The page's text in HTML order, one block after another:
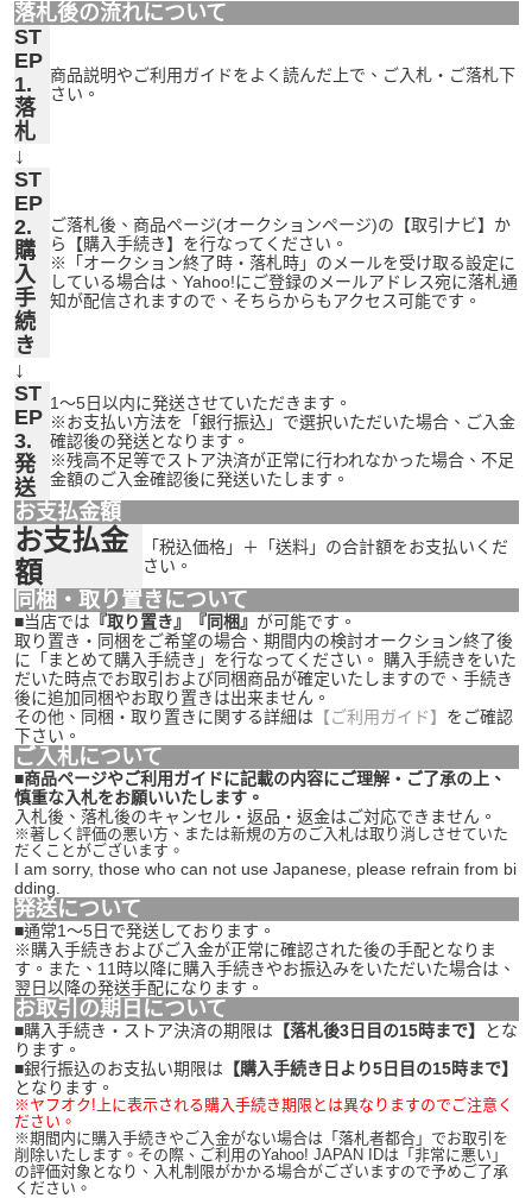
落札後の流れについて
ST
EP
1.
落
札
商品説明やご利用ガイドをよく読んだ上で、ご入札・ご落札下
さい。
↓
ST
EP
2.
購
入
手
続
き
ご落札後、商品ページ(オークションページ)の【取引ナビ】か
ら【購入手続き】を行なってください。
※「オークション終了時・落札時」のメールを受け取る設定に
している場合は、Yahoo!にご登録のメールアドレス宛に落札通
知が配信されますので、そちらからもアクセス可能です。
↓
ST
EP
3.
発
送
1～5日以内に発送させていただきます。
※お支払い方法を「銀行振込」で選択いただいた場合、ご入金
確認後の発送となります。
※残高不足等でストア決済が正常に行われなかった場合、不足
金額のご入金確認後に発送いたします。
お支払金額
お支払金
額
「税込価格」＋「送料」の合計額をお支払いくだ
さい。
同梱・取り置きについて
■当店では 『取り置き』『同梱』 が可能です。
取り置き・同梱をご希望の場合、期間内の検討オークション終了後
に「まとめて購入手続き」を行なってください。 購入手続きをいた
だいた時点でお取引および同梱商品が確定いたしますので、手続き
後に追加同梱やお取り置きは出来ません。
その他、同梱・取り置きに関する詳細は 【ご利用ガイド】 をご確認
下さい。
ご入札について
■商品ページやご利用ガイドに記載の内容にご理解・ご了承の上、
慎重な入札をお願いいたします。
入札後、落札後のキャンセル・返品・返金はご対応できません。
※著しく評価の悪い方、または新規の方のご入札は取り消しさせていた
だくことがございます。
I am sorry, those who can not use Japanese, please refrain from bi
dding.
発送について
■通常1～5日で発送しております。
※購入手続きおよびご入金が正常に確認された後の手配となりま
す。また、11時以降に購入手続きやお振込みをいただいた場合は、
翌日以降の発送手配になります。
お取引の期日について
■購入手続き・ストア決済の期限は 【落札後3日目の15時まで】
とな
ります。
■銀行振込のお支払い期限は 【購入手続き日より5日目の15時まで】
となります。
※ヤフオク!上に表示される購入手続き期限とは異なりますのでご注意く
ださい。
※期間内に購入手続きやご入金がない場合は「落札者都合」でお取引を
削除いたします。その際、ご利用のYahoo! JAPAN IDは「非常に悪い」
の評価対象となり、入札制限がかかる場合がございますので予めご了承
ください。